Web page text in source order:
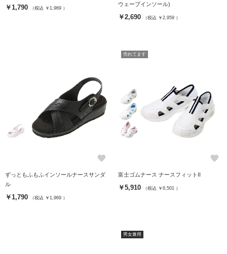
￥1,790 （税込 ￥1,969 ）
ウェーブインソール)
￥2,690 （税込 ￥2,959 ）
favorite
ずっともふもふインソールナースサンダ
ル
￥1,790 （税込 ￥1,969 ）
売れてます
favorite
富士ゴムナース ナースフィットII
￥5,910 （税込 ￥6,501 ）
男女兼用